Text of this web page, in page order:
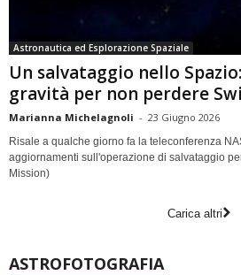
Astronautica ed Esplorazione Spaziale
Un salvataggio nello
gravità per non perdere
Marianna Michelagnoli - 23 Giugno 2026
Risale a qualche giorno fa la teleconferenza
aggiornamenti sull'operazione di salvataggio
Mission)
Carica altri
ASTROFOTOGRAFIA